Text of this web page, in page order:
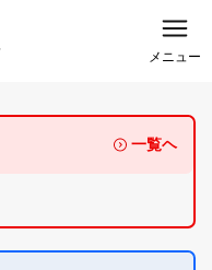
メニュー
一覧ヘ